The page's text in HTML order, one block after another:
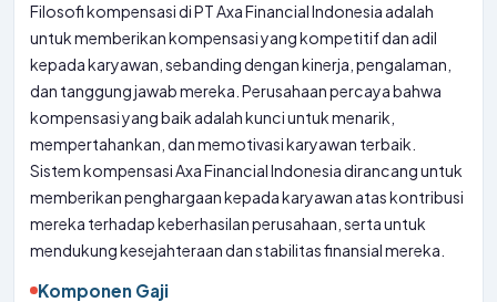
Filosofi kompensasi di PT Axa Financial Indonesia adalah
untuk memberikan kompensasi yang kompetitif dan adil
kepada karyawan, sebanding dengan kinerja, pengalaman,
dan tanggung jawab mereka. Perusahaan percaya bahwa
kompensasi yang baik adalah kunci untuk menarik,
mempertahankan, dan memotivasi karyawan terbaik.
Sistem kompensasi Axa Financial Indonesia dirancang untuk
memberikan penghargaan kepada karyawan atas kontribusi
mereka terhadap keberhasilan perusahaan, serta untuk
mendukung kesejahteraan dan stabilitas finansial mereka.
Komponen Gaji